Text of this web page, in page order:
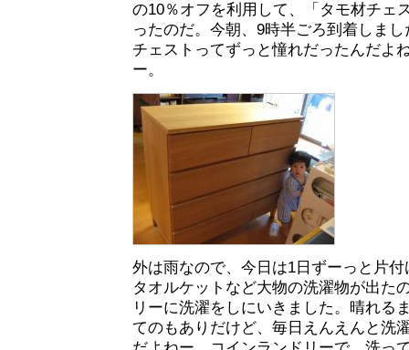
の10％オフを利用して、「タモ材チェ
ったのだ。今朝、9時半ごろ到着しま
チェストってずっと憧れだったんだよ
ー。
外は雨なので、今日は1日ずーっと片
タオルケットなど大物の洗濯物が出た
リーに洗濯をしにいきました。晴れる
てのもありだけど、毎日えんえんと洗